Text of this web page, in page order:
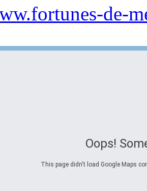
de-
Oops!
This page didn't load Google Maps